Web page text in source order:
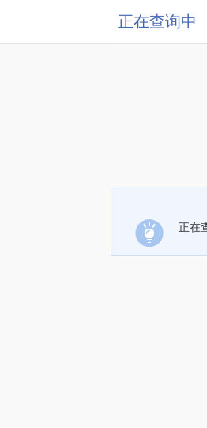
正在查询中
正在